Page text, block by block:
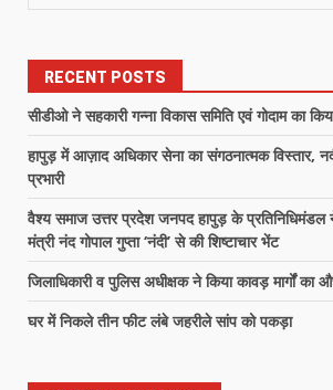
RECENT POSTS
सीडीओ ने सहकारी गन्ना विकास समिति एवं गोदाम का
हापुड़ में आज़ाद अधिकार सेना का संगठनात्मक विस्तार,
प्रभारी
वैश्य समाज उत्तर प्रदेश जनपद हापुड़ के
मंत्री नंद गोपाल गुप्ता ‘नंदी’ से की शिष्टाचार भेंट
जिलाधिकारी व पुलिस अधीक्षक ने किया कावड़ मार्गों का
घर में निकले तीन फीट लंबे जहरीले सांप को पकड़ा